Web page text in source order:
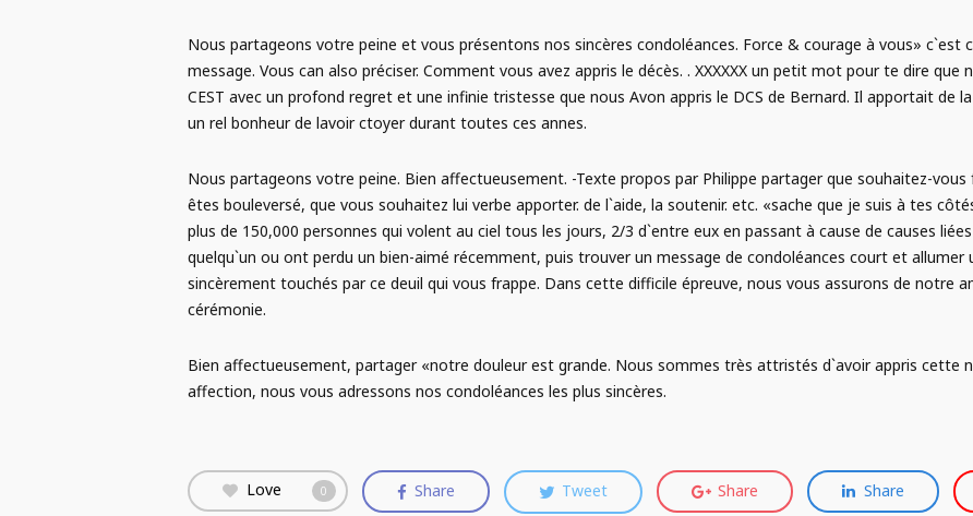
Nous partageons votre peine et vous présentons nos sincères condoléances. Force & courage à vous»
message. Vous can also préciser. Comment vous avez appris le décès. . XXXXXX un petit mot pour te dire
CEST avec un profond regret et une infinie tristesse que nous Avon appris le DCS de Bernard. Il apportait de
un rel bonheur de lavoir ctoyer durant toutes ces annes.
Nous partageons votre peine. Bien affectueusement. -Texte propos par Philippe partager que souhaitez-
êtes bouleversé, que vous souhaitez lui verbe apporter. de l`aide, la soutenir. etc. «sache que je suis à tes
plus de 150,000 personnes qui volent au ciel tous les jours, 2/3 d`entre eux en passant à cause de causes
quelqu`un ou ont perdu un bien-aimé récemment, puis trouver un message de condoléances court et allumer
sincèrement touchés par ce deuil qui vous frappe. Dans cette difficile épreuve, nous vous assurons de notre
cérémonie.
Bien affectueusement, partager «notre douleur est grande. Nous sommes très attristés d`avoir appris
affection, nous vous adressons nos condoléances les plus sincères.
Love 0 Share Tweet Share Share